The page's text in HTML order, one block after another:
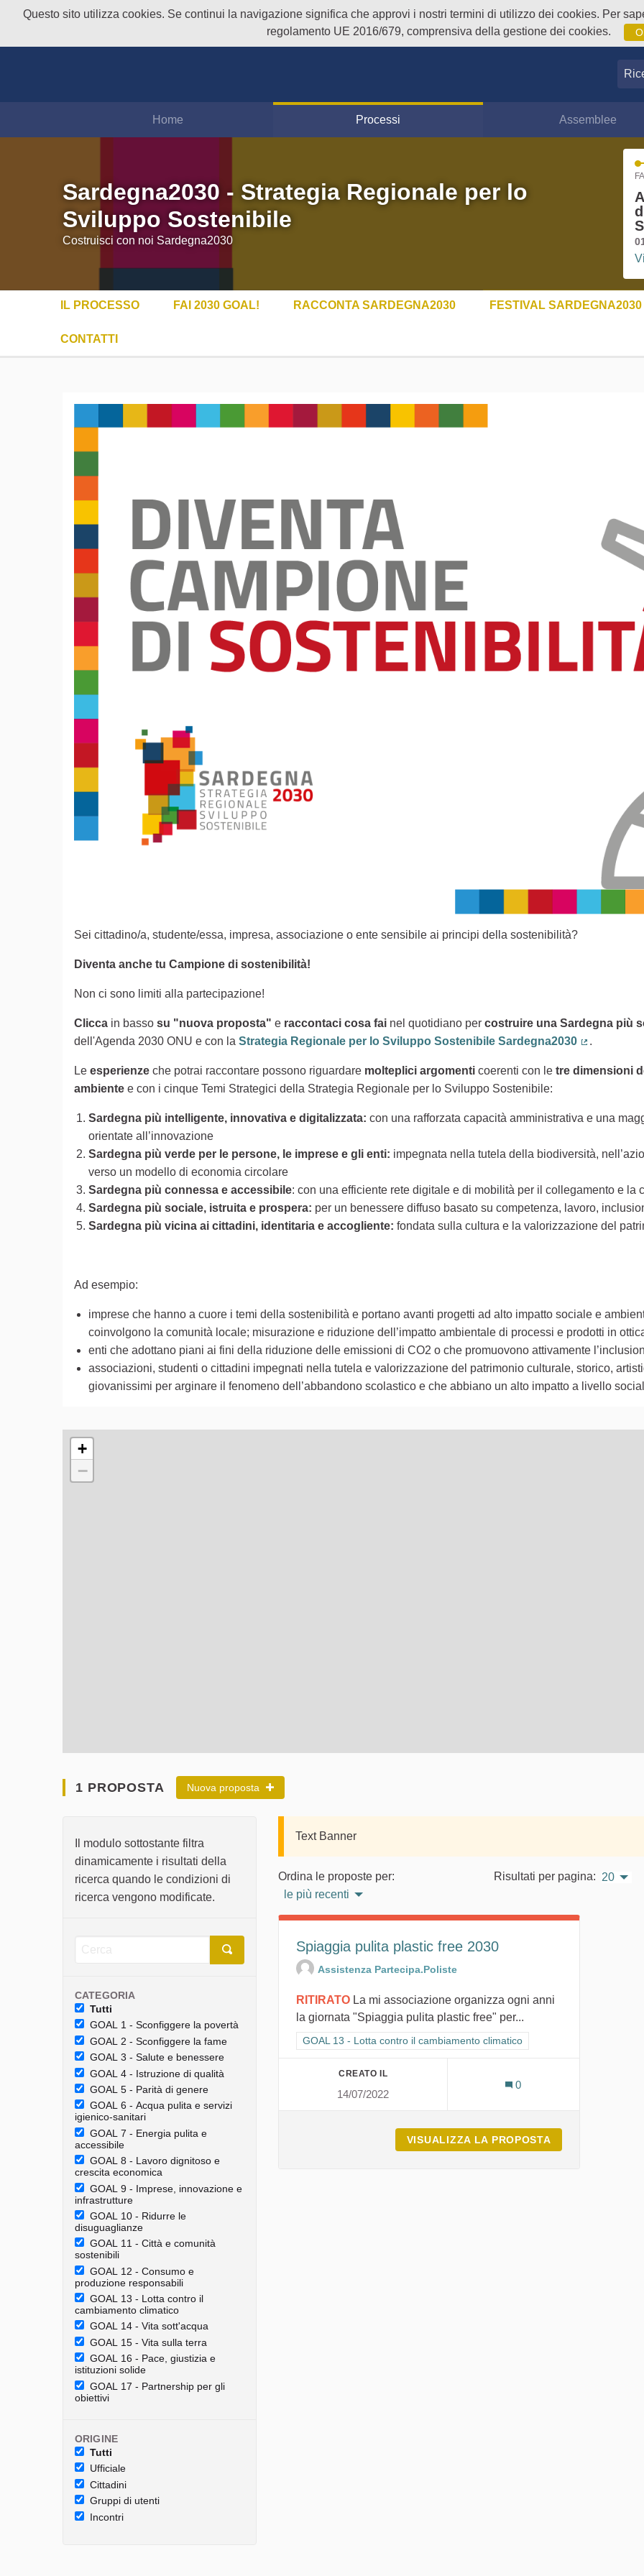
Questo sito utilizza cookies. Se continui la navigazione significa che approvi i nostri termini di utilizzo dei cookies. Per
regolamento UE 2016/679, comprensiva della gestione dei cookies.
Home Processi Assemblee
Sardegna2030 - Strategia Regionale per lo
Sviluppo Sostenibile
Costruisci con noi Sardegna2030
IL PROCESSO FAI 2030 GOAL! RACCONTA SARDEGNA2030 FESTIVAL SARDEGNA2030
CONTATTI
Sei cittadino/a, studente/essa, impresa, associazione o ente sensibile ai principi della sostenibilità?
Diventa anche tu Campione di sostenibilità!
Non ci sono limiti alla partecipazione!
Clicca in basso su "nuova proposta" e raccontaci cosa fai nel quotidiano per costruire una Sardegna più
dell'Agenda 2030 ONU e con la Strategia Regionale per lo Sviluppo Sostenibile Sardegna2030
.
Le esperienze che potrai raccontare possono riguardare molteplici argomenti coerenti con le tre dimensioni
ambiente e con i cinque Temi Strategici della Strategia Regionale per lo Sviluppo Sostenibile:
Sardegna più intelligente, innovativa e digitalizzata: con una rafforzata capacità amministrativa e una
orientate all’innovazione
Sardegna più verde per le persone, le imprese e gli enti: impegnata nella tutela della biodiversità,
verso un modello di economia circolare
Sardegna più connessa e accessibile: con una efficiente rete digitale e di mobilità per il collegamento e la
Sardegna più sociale, istruita e prospera: per un benessere diffuso basato su competenza, lavoro,
Sardegna più vicina ai cittadini, identitaria e accogliente: fondata sulla cultura e la valorizzazione del
Ad esempio:
imprese che hanno a cuore i temi della sostenibilità e portano avanti progetti ad alto impatto sociale e
coinvolgono la comunità locale; misurazione e riduzione dell’impatto ambientale di processi e prodotti in
enti che adottano piani ai fini della riduzione delle emissioni di CO2 o che promuovono attivamente
associazioni, studenti o cittadini impegnati nella tutela e valorizzazione del patrimonio culturale, storico,
giovanissimi per arginare il fenomeno dell’abbandono scolastico e che abbiano un alto impatto a livello
L'elemento seguente è una mappa che presenta gli elementi di questa pagina come punti della mappa.
+
−
1 PROPOSTA Nuova proposta
Il modulo sottostante filtra
dinamicamente i risultati della
ricerca quando le condizioni di
ricerca vengono modificate.
CATEGORIA
Tutti
GOAL 1 - Sconfiggere la povertà
GOAL 2 - Sconfiggere la fame
GOAL 3 - Salute e benessere
GOAL 4 - Istruzione di qualità
GOAL 5 - Parità di genere
GOAL 6 - Acqua pulita e servizi
igienico-sanitari
GOAL 7 - Energia pulita e
accessibile
GOAL 8 - Lavoro dignitoso e
crescita economica
GOAL 9 - Imprese, innovazione e
infrastrutture
GOAL 10 - Ridurre le
disuguaglianze
GOAL 11 - Città e comunità
sostenibili
GOAL 12 - Consumo e
produzione responsabili
GOAL 13 - Lotta contro il
cambiamento climatico
GOAL 14 - Vita sott'acqua
GOAL 15 - Vita sulla terra
GOAL 16 - Pace, giustizia e
istituzioni solide
GOAL 17 - Partnership per gli
obiettivi
ORIGINE
Tutti
Ufficiale
Cittadini
Gruppi di utenti
Incontri
Text Banner
Ordina le proposte per:
le più recenti
Risultati per pagina: 20
Spiaggia pulita plastic free 2030
Assistenza Partecipa.Poliste
RITIRATO La mi associazione organizza ogni anni
la giornata "Spiaggia pulita plastic free" per...
Filtra i risultati per categoria: GOAL 13 - Lotta contro il cambiamento
GOAL 13 - Lotta contro il cambiamento climatico
CREATO IL
14/07/2022
0
VISUALIZZA LA PROPOSTA